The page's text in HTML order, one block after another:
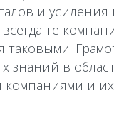
и
те
таковыми.
знаний в
компаниями и